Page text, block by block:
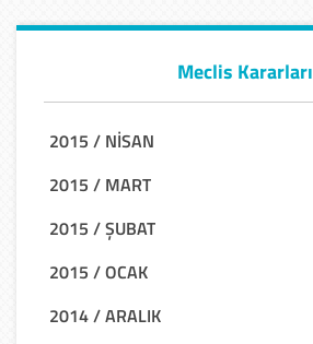
Meclis Kararları
2015 / NİSAN
2015 / MART
2015 / ŞUBAT
2015 / OCAK
2014 / ARALIK